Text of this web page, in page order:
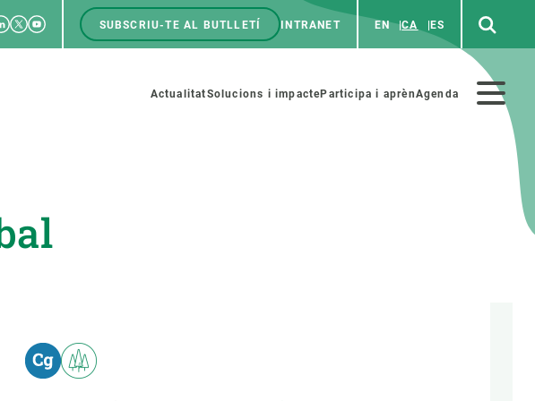
TwitterYoutube
Menú
SUBSCRIU-TE AL BUTLLETÍ INTRANET EN CA ES
Menú
ActualitatSolucions i impacteParticipa i aprènAgenda
MSCA-PF
beca ERC